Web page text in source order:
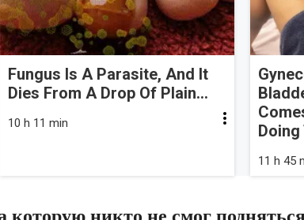
Fungus Is A Parasite, And It
Dies From A Drop Of Plain...
10 h 11 min
11 h 45